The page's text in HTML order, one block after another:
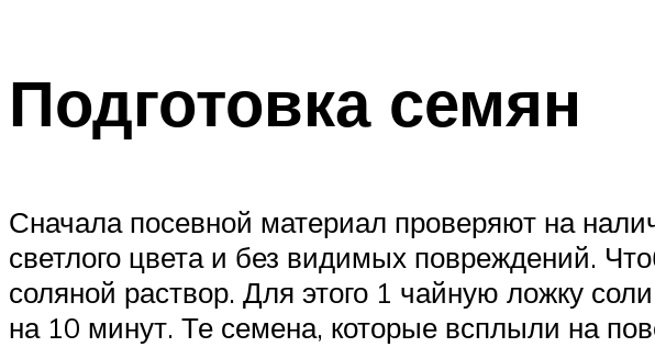
Подготовка семян
Сначала посевной материал проверяют на
светлого цвета и без видимых повреждений.
соляной раствор. Для этого 1 чайную ложку
на 10 минут. Те семена, которые всплыли на